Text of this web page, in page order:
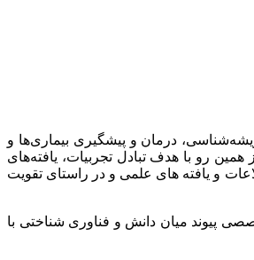
درمان و پیشگیری‌ بیماری‌ها و
رو با هدف تبادل تجربیات، یافته‌های
و یافته های علمی و در راستای تقویت
پیوند میان دانش و فناوری شناختی با